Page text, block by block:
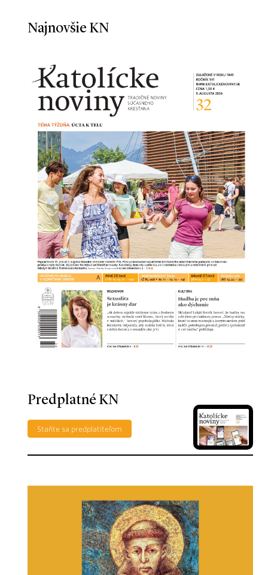
Najnovšie KN
Predplatné KN
Staňte sa predplatiteľom